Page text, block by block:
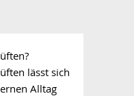
lässt sich
Alltag